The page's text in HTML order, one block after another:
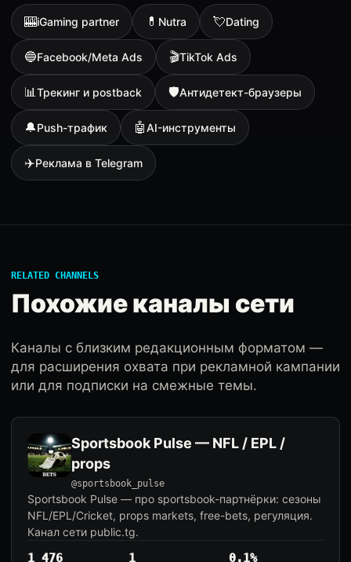
🎰iGaming partner 💊 Nutra 💘Dating
🔵Facebook/Meta Ads 🎬TikTok Ads
📊Трекинг и postback 🛡Антидетект-браузеры
🔔Push-трафик 🤖AI-инструменты
✈️Реклама в Telegram
RELATED CHANNELS
Похожие каналы сети
Каналы с близким редакционным форматом —
для расширения охвата при рекламной кампании
или для подписки на смежные темы.
Sportsbook Pulse — NFL / EPL /
props
@sportsbook_pulse
Sportsbook Pulse — про sportsbook-партнёрки: сезоны
NFL/EPL/Cricket, props markets, free-bets, регуляция.
Канал сети public.tg.
1 476 1 0.1%